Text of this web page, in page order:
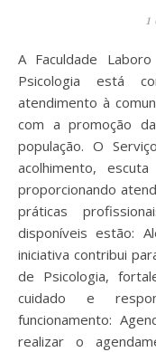
A Faculdade Laboro informa que o Serviço Escola de
Psicologia está
atendimento à
com a promoção
população. O
acolhimento,
proporcionando
práticas
disponíveis estão:
iniciativa contribui
de Psicologia,
cuidado e
funcionamento:
realizar o